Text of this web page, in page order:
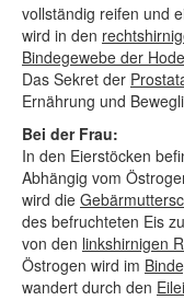
vollständig reifen und
wird in den
Bindegewebe der
Das Sekret der
Ernährung und
Bei der Frau:
In den Eierstöcken
Abhängig vom
wird die
des befruchteten Eis
von den linkshirnigen
Östrogen wird im
wandert durch den